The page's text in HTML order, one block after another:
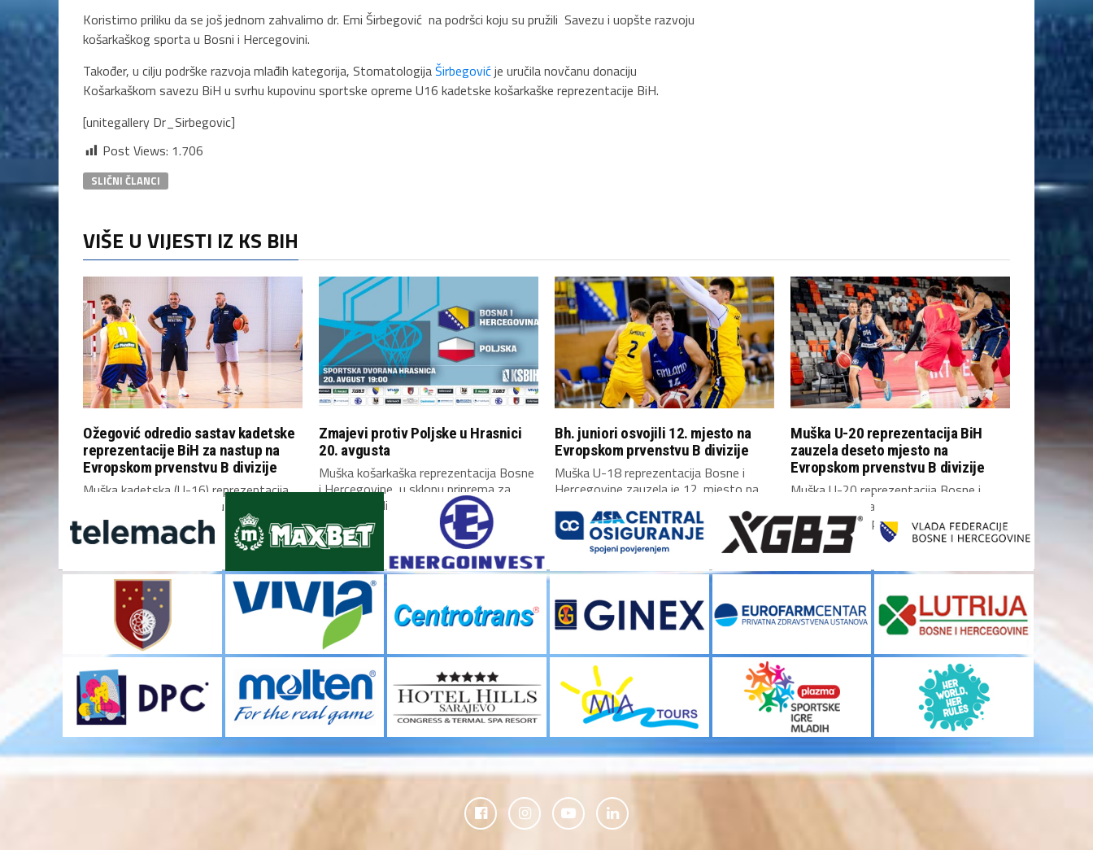
Koristimo priliku da se još jednom zahvalimo dr. Emi Širbegović na podršci koju su pružili Savezu i uopšte razvoju
košarkaškog sporta u Bosni i Hercegovini.
Također, u cilju podrške razvoja mlađih kategorija, StomatologijaŠirbegovićje uručila novčanu donaciju
Košarkaškom savezu BiH u svrhu kupovinu sportske opreme U16 kadetske košarkaške reprezentacije BiH.
[unitegallery Dr_Sirbegovic]
Post Views: 1.706
SLIČNI ČLANCI
VIŠE U VIJESTI IZ KS BIH
Ožegović odredio sastav kadetske
reprezentacije BiH za nastup na
Evropskom prvenstvu B divizije
Muška kadetska (U-16) reprezentacija
Bosne i Hercegovine otputovala je
danas u Skoplje, gdje će...
Zmajevi protiv Poljske u Hrasnici
20. avgusta
Muška košarkaška reprezentacija Bosne
i Hercegovine, u sklopu priprema za
mečeve kvalifikacija za Mundobasket,...
Bh. juniori osvojili 12. mjesto na
Evropskom prvenstvu B divizije
Muška U-18 reprezentacija Bosne i
Hercegovine zauzela je 12. mjesto na
Muška U-20 reprezentacija BiH
zauzela deseto mjesto na
Evropskom prvenstvu B divizije
Muška U-20 reprezentacija Bosne i
Hercegovine zauzela je deseto mjesto
na Evropskom prvenstvu B...